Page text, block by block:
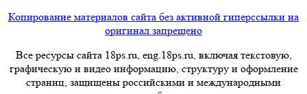
Копирование материалов сайта без активной гиперссылки на
оригинал запрещено
Все ресурсы сайта 18ps.ru, eng.18ps.ru, включая текстовую,
графическую и видео информацию, структуру и оформление
страниц, защищены российскими и международными